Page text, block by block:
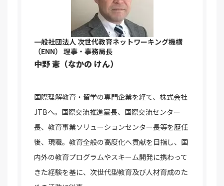
一般社団法人 次世代教育ネットワーキング機構
（ENN） 理事・事務局長
中野 憲（なかの けん）
国際理解教育・留学の専門企業を経て、株式会社
JTBへ。国際交流推進室長、国際交流センター
長、教育事業ソリューションセンター長等を歴任
後、現職。教育全般の高度化へ貢献を目指し、国
内外の教育プログラムやスキーム開発に携わって
きた経験を基に、次世代型教育及び人材育成のた